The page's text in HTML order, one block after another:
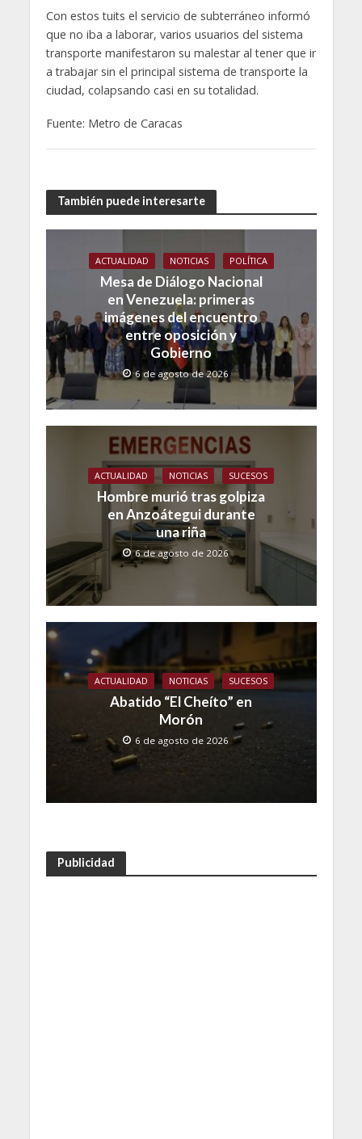
Con estos tuits el servicio de subterráneo informó
que no iba a laborar, varios usuarios del sistema
transporte manifestaron su malestar al tener que ir
a trabajar sin el principal sistema de transporte la
ciudad, colapsando casi en su totalidad.
Fuente: Metro de Caracas
También puede interesarte
ACTUALIDAD NOTICIAS POLÍTICA
Mesa de Diálogo Nacional
en Venezuela: primeras
imágenes del encuentro
entre oposición y
Gobierno
6 de agosto de 2026
ACTUALIDAD NOTICIAS SUCESOS
Hombre murió tras golpiza
en Anzoátegui durante
una riña
6 de agosto de 2026
ACTUALIDAD NOTICIAS SUCESOS
Abatido “El Cheíto” en
Morón
6 de agosto de 2026
Publicidad